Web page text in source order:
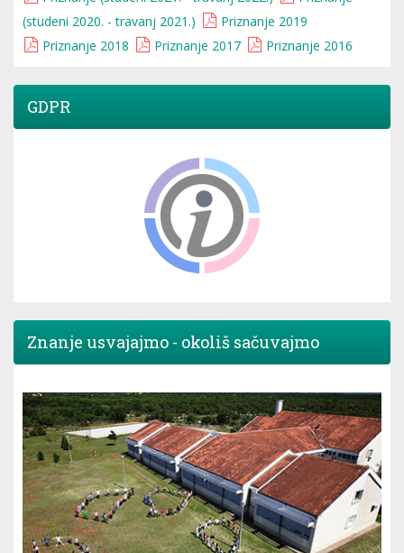
(studeni 2020. - travanj 2021.)
Priznanje 2019
Priznanje 2018
Priznanje 2017 Priznanje 2016
GDPR
Znanje usvajajmo - okoliš sačuvajmo